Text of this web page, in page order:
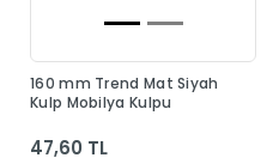
160 mm Trend Mat Siyah
Kulp Mobilya Kulpu
47,60 TL